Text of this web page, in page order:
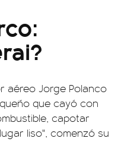
aéreo Jorge Polanco
que cayó con
capotar
liso", comenzó su